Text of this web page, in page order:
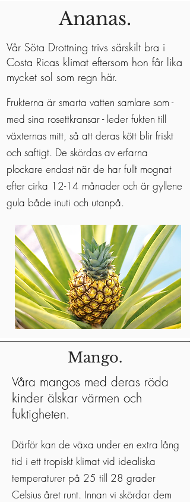
Ananas.
Vår Söta Drottning trivs särskilt bra i
Costa Ricas klimat eftersom hon får lika
mycket sol som regn här.
Frukterna är smarta vatten samlare som -
med sina rosettkransar - leder fukten till
växternas mitt, så att deras kött blir friskt
och saftigt. De skördas av erfarna
plockare endast när de har fullt mognat
efter cirka 12-14 månader och är gyllene
gula både inuti och utanpå.
Mango.
Våra mangos med deras röda
kinder älskar värmen och
fuktigheten.
Därför kan de växa under en extra lång
tid i ett tropiskt klimat vid idealiska
temperaturer på 25 till 28 grader
Celsius året runt. Innan vi skördar dem